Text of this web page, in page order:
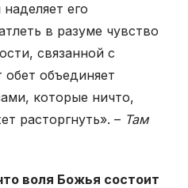
его
в разуме чувство
связанной с
объединяет
которые ничто,
расторгнуть». – Там
воля Божья состоит